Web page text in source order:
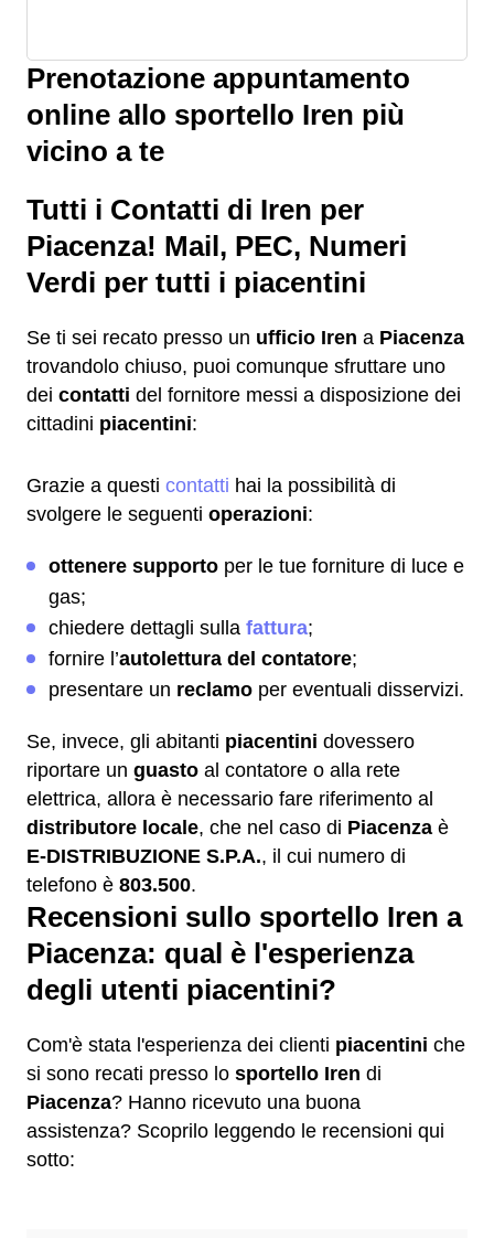
Prenotazione appuntamento
online allo sportello Iren più
vicino a te
Tutti i Contatti di Iren per
Piacenza! Mail, PEC, Numeri
Verdi per tutti i piacentini
Se ti sei recato presso un ufficio Iren a Piacenza
trovandolo chiuso, puoi comunque sfruttare uno
dei contatti del fornitore messi a disposizione dei
cittadini piacentini:
Grazie a questi contatti hai la possibilità di
svolgere le seguenti operazioni:
ottenere supporto per le tue forniture di luce e
gas;
chiedere dettagli sulla fattura;
fornire l’autolettura del contatore;
presentare un reclamo per eventuali disservizi.
Se, invece, gli abitanti piacentini dovessero
riportare un guasto al contatore o alla rete
elettrica, allora è necessario fare riferimento al
distributore locale, che nel caso di Piacenza è
E-DISTRIBUZIONE S.P.A., il cui numero di
telefono è 803.500.
Recensioni sullo sportello Iren a
Piacenza: qual è l'esperienza
degli utenti piacentini?
Com'è stata l'esperienza dei clienti piacentini che
si sono recati presso lo sportello Iren di
Piacenza? Hanno ricevuto una buona
assistenza? Scoprilo leggendo le recensioni qui
sotto: